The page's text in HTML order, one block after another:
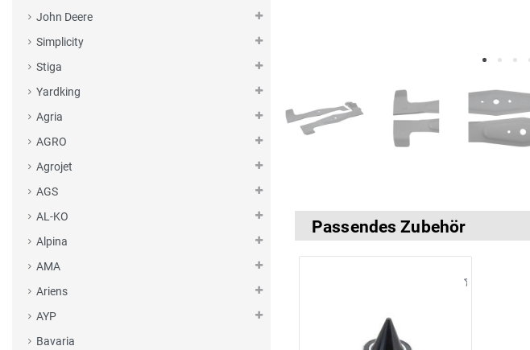
John Deere
Simplicity
Stiga
Yardking
Agria
AGRO
Agrojet
AGS
AL-KO
Alpina
AMA
Ariens
AYP
Bavaria
Passendes Zubehör